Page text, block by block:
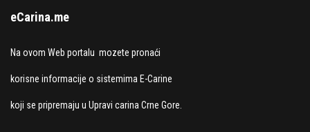
eCarina.me
Na ovom Web portalu mozete pronaći
korisne informacije o sistemima E-Carine
koji se pripremaju u Upravi carina Crne Gore.